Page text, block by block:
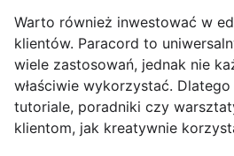
Warto również inwestować w
klientów. Paracord to
wiele zastosowań, jednak nie
właściwie wykorzystać.
tutoriale, poradniki czy
klientom, jak kreatywnie